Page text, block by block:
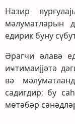
Назир
мәлуматларын
едирик буну
Әрагчи әлавә
иҹтимаијјәтә
вә
садигдир; бу
мөтәбәр